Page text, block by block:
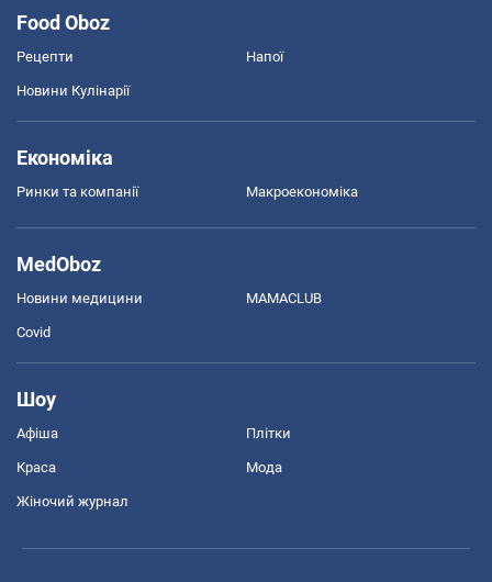
Food Oboz
Рецепти Напої
Новини Кулінарії
Економіка
Ринки та компанії Макроекономіка
MedOboz
Новини медицини MAMACLUB
Covid
Шоу
Афіша Плітки
Краса Мода
Жіночий журнал